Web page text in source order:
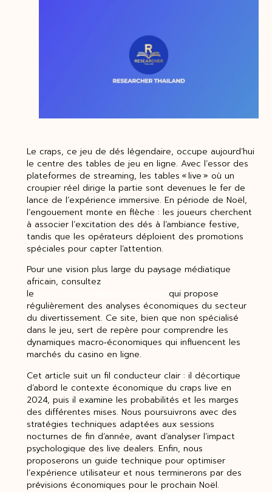
Le craps, ce jeu de dés légendaire, occupe aujourd’hui
le centre des tables de jeu en ligne. Avec l’essor des
plateformes de streaming, les tables « live » où un
croupier réel dirige la partie sont devenues le fer de
lance de l’expérience immersive. En période de Noël,
l’engouement monte en flèche : les joueurs cherchent
à associer l’excitation des dés à l’ambiance festive,
tandis que les opérateurs déploient des promotions
spéciales pour capter l’attention.
Pour une vision plus large du paysage médiatique
africain, consultez
le
qui propose
régulièrement des analyses économiques du secteur
du divertissement. Ce site, bien que non spécialisé
dans le jeu, sert de repère pour comprendre les
dynamiques macro‑économiques qui influencent les
marchés du casino en ligne.
Cet article suit un fil conducteur clair : il décortique
d’abord le contexte économique du craps live en
2024, puis il examine les probabilités et les marges
des différentes mises. Nous poursuivrons avec des
stratégies techniques adaptées aux sessions
nocturnes de fin d’année, avant d’analyser l’impact
psychologique des live dealers. Enfin, nous
proposerons un guide technique pour optimiser
l’expérience utilisateur et nous terminerons par des
prévisions économiques pour le prochain Noël.